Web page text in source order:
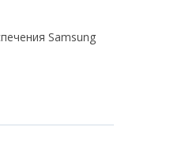
Samsung